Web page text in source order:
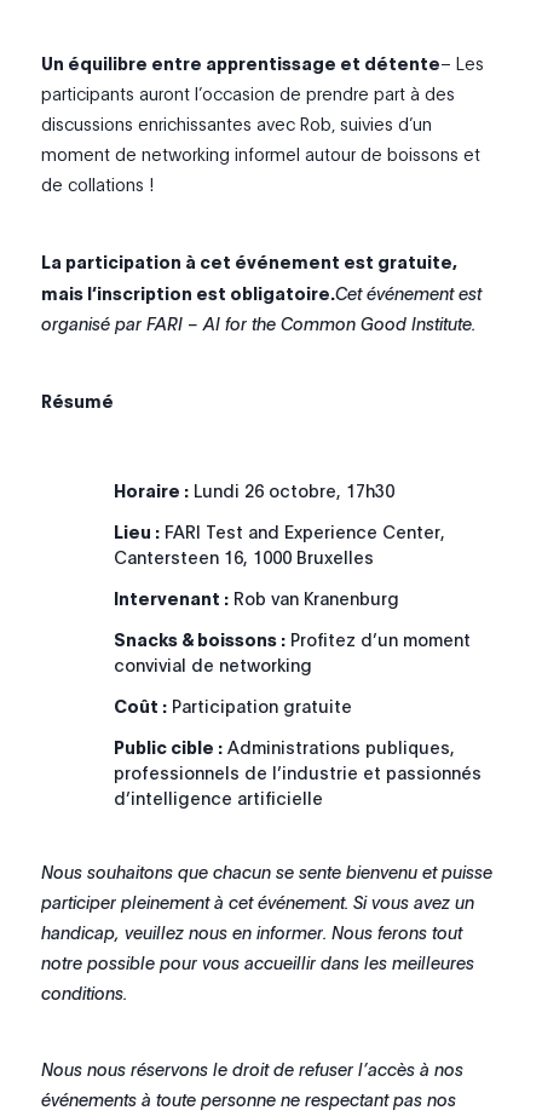
Un équilibre entre apprentissage et détente– Les
participants auront l’occasion de prendre part à des
discussions enrichissantes avec Rob, suivies d’un
moment de networking informel autour de boissons et
de collations !
La participation à cet événement est gratuite,
mais l’inscription est obligatoire.Cet événement est
organisé par FARI – AI for the Common Good Institute.
Résumé
Horaire : Lundi 26 octobre, 17h30
Lieu : FARI Test and Experience Center,
Cantersteen 16, 1000 Bruxelles
Intervenant : Rob van Kranenburg
Snacks & boissons : Profitez d’un moment
convivial de networking
Coût : Participation gratuite
Public cible : Administrations publiques,
professionnels de l’industrie et passionnés
d’intelligence artificielle
Nous souhaitons que chacun se sente bienvenu et puisse
participer pleinement à cet événement. Si vous avez un
handicap, veuillez nous en informer. Nous ferons tout
notre possible pour vous accueillir dans les meilleures
conditions.
Nous nous réservons le droit de refuser l’accès à nos
événements à toute personne ne respectant pas nos